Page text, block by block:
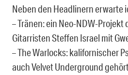
Neben den Headlinern erwarte
– Tränen: ein Neo-NDW-
Gitarristen Steffen Israel mit
– The Warlocks: kalifornischer
auch Velvet Underground